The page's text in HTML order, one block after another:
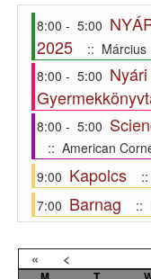
8:00 - 5:00
2025
:: Március
8:00 - 5:00
8:00 - 5:00
:: American
9:00 Kapolcs
7:00 Barnag ::
« <